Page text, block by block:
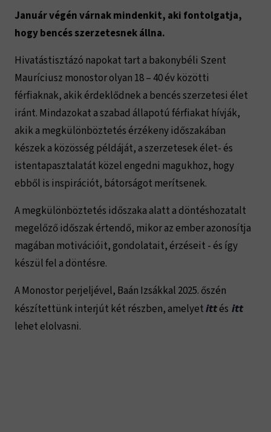
Január végén várnak mindenkit, aki fontolgatja,
hogy bencés szerzetesnek állna.
Hivatástisztázó napokat tart a bakonybéli Szent
Mauríciusz monostor olyan 18 – 40 év közötti
férfiaknak, akik érdeklődnek a bencés szerzetesi élet
iránt. Mindazokat a szabad állapotú férfiakat hívják,
akik a megkülönböztetés érzékeny időszakában
készek a közösség példáját, a szerzetesek élet- és
istentapasztalatát közel engedni magukhoz, hogy
ebből is inspirációt, bátorságot merítsenek.
A megkülönböztetés időszaka alatt a döntéshozatalt
megelőző időszak értendő, mikor az ember azonosítja
magában motivációit, gondolatait, érzéseit - és így
készül fel a döntésre.
A Monostor perjeljével, Baán Izsákkal 2025. őszén
készítettünk interjút két részben, amelyet ittés itt
lehet elolvasni.